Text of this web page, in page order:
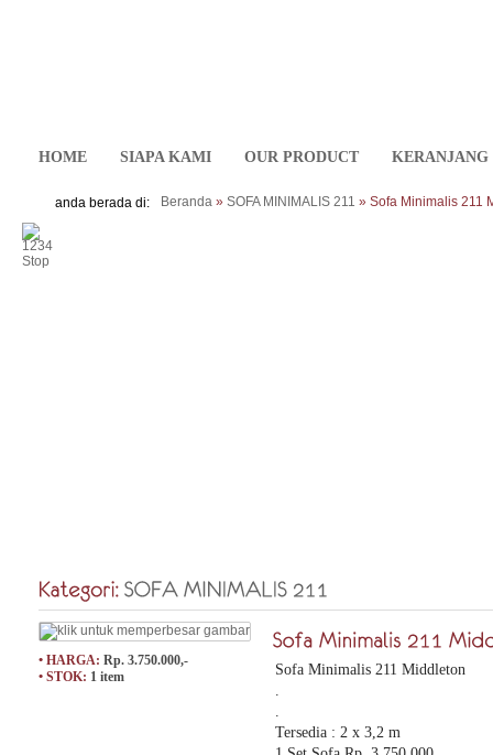
HOME SIAPA KAMI OUR PRODUCT KERANJANG
anda berada di: Beranda » SOFA MINIMALIS 211 » Sofa Minimalis 211
><
1234
Stop
• HARGA: Rp. 3.750.000,-
• STOK: 1 item
Sofa Minimalis 211 Middleton
.
.
Tersedia : 2 x 3,2 m